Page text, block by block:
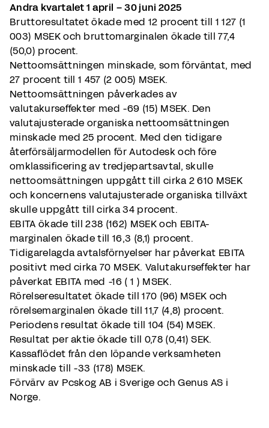
Andra kvartalet 1 april – 30 juni 2025
Bruttoresultatet ökade med 12 procent till 1 127 (1
003) MSEK och bruttomarginalen ökade till 77,4
(50,0) procent.
Nettoomsättningen minskade, som förväntat, med
27 procent till 1 457 (2 005) MSEK.
Nettoomsättningen påverkades av
valutakurseffekter med -69 (15) MSEK. Den
valutajusterade organiska nettoomsättningen
minskade med 25 procent. Med den tidigare
återförsäljarmodellen för Autodesk och före
omklassificering av tredjepartsavtal, skulle
nettoomsättningen uppgått till cirka 2 610 MSEK
och koncernens valutajusterade organiska tillväxt
skulle uppgått till cirka 34 procent.
EBITA ökade till 238 (162) MSEK och EBITA-
marginalen ökade till 16,3 (8,1) procent.
Tidigarelagda avtalsförnyelser har påverkat EBITA
positivt med cirka 70 MSEK. Valutakurseffekter har
påverkat EBITA med -16 ( 1 ) MSEK.
Rörelseresultatet ökade till 170 (96) MSEK och
rörelsemarginalen ökade till 11,7 (4,8) procent.
Periodens resultat ökade till 104 (54) MSEK.
Resultat per aktie ökade till 0,78 (0,41) SEK.
Kassaflödet från den löpande verksamheten
minskade till -33 (178) MSEK.
Förvärv av Pcskog AB i Sverige och Genus AS i
Norge.